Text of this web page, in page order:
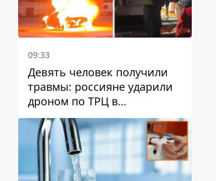
09:33
Девять человек получили
травмы: россияне ударили
дроном по ТРЦ в
Павлограде, будет ли
работать заведение в
дальнейшем